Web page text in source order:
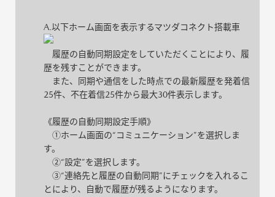
A.以下ホーム画面を表示するマツダコネクト搭載車
履歴の自動同期設定をしていただくことにより、履
歴を残すことができます。
また、同期や通信をした時点での最新履歴を発着信
25件、不在着信25件から最大30件表示します。
《履歴の自動同期設定手順》
①ホーム画面の“コミュニケーション”を選択しま
す。
②“設定”を選択します。
③“連絡先と履歴の自動同期”にチェックを入れるこ
とにより、自動で履歴が残るようになります。